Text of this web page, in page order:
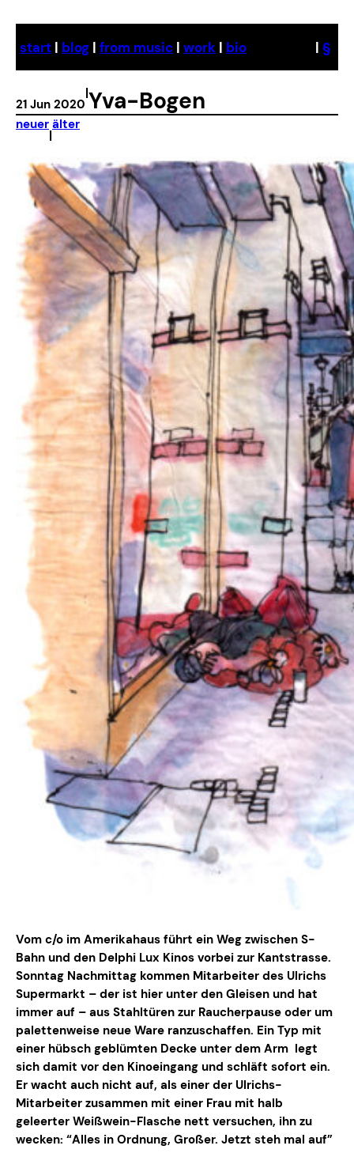
content
start | blog | from music | work | bio | §
21 Jun 2020
|Yva-Bogen
neuer
|
älter
Vom c/o im Amerikahaus führt ein Weg zwischen S-
Bahn und den Delphi Lux Kinos vorbei zur Kantstrasse.
Sonntag Nachmittag kommen Mitarbeiter des Ulrichs
Supermarkt – der ist hier unter den Gleisen und hat
immer auf – aus Stahltüren zur Raucherpause oder um
palettenweise neue Ware ranzuschaffen. Ein Typ mit
einer hübsch geblümten Decke unter dem Arm legt
sich damit vor den Kinoeingang und schläft sofort ein.
Er wacht auch nicht auf, als einer der Ulrichs-
Mitarbeiter zusammen mit einer Frau mit halb
geleerter Weißwein-Flasche nett versuchen, ihn zu
wecken: “Alles in Ordnung, Großer. Jetzt steh mal auf”